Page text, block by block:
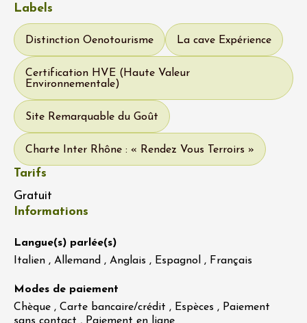
Labels
Distinction Oenotourisme La cave Expérience
Certification HVE (Haute Valeur
Environnementale)
Site Remarquable du Goût
Charte Inter Rhône : « Rendez Vous Terroirs »
Tarifs
Gratuit
Informations
Langue(s) parlée(s)
Italien , Allemand , Anglais , Espagnol , Français
Modes de paiement
Chèque , Carte bancaire/crédit , Espèces , Paiement
sans contact , Paiement en ligne